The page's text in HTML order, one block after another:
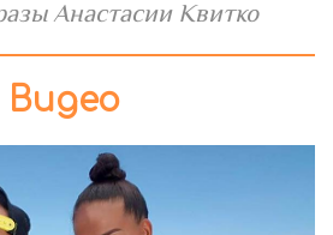
Анастасии Квитко
Видео